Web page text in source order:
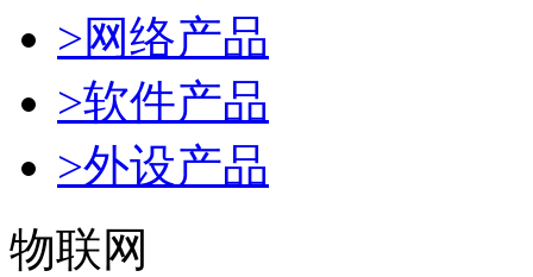
>网络产品
>软件产品
>外设产品
物联网